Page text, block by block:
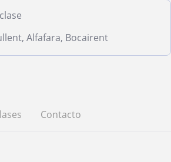
Alfafara, Bocairent
Contacto